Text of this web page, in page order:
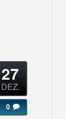
27
DEZ.
0